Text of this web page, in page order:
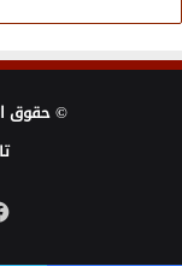
© حقوق النشر 2013 ،